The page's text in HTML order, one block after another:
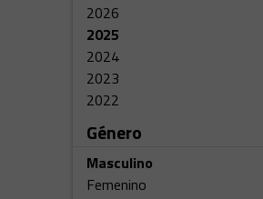
2026
2025
2024
2023
2022
Género
Masculino
Femenino